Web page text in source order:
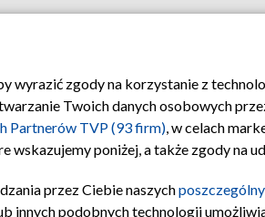
TVP Polityka prywatności
wyrazić zgody na korzystanie z
Twoich danych osobowych
Partnerów TVP (93 firm), w celach
wskazujemy poniżej, a także zgody na
przez Ciebie naszych
podobnych technologii